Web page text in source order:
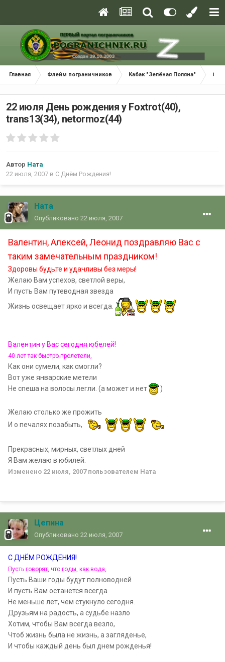
Главная Флейм пограничников Кабак "Зелёная Поляна" С
22 июля День рождения у Foxtrot(40),
trans13(34), netormoz(44)
Автор Ната
22 июля, 2007 в С Днём Рождения!
Ната
Опубликовано 22 июля, 2007
Валентин, Алексей, Леонид поздравляю Вас с
таким замечательным праздником!
Здоровы будьте и удачливы без меры!
Желаю Вам успехов, светлой веры,
И пусть Вам путеводная звезда
Жизнь освещает ярко и всегда.
Валентин у Вас сегодня юбелей!
40 лет так быстро пролетели,
Как они сумели, как смогли?
Вот уже январские метели
Не спеша на волосы легли. (а может и нет
)
Желаю столько же прожить
И о печалях позабыть,
Прекрасных, мирных, светлых дней
Я Вам желаю в юбилей.
Изменено 22 июля, 2007пользователем Ната
Цепина
Опубликовано 22 июля, 2007
С ДНЁМ РОЖДЕНИЯ!
Пусть говорят, что годы, как вода,
Пусть Ваши годы будут полноводней
И пусть Вам останется всегда
Не меньше лет, чем стукнуло сегодня.
Друзьям на радость, а судьбе назло
Хотим, чтобы Вам всегда везло,
Чтоб жизнь была не жизнь, а загляденье,
И чтобы каждый день был днем рожденья!